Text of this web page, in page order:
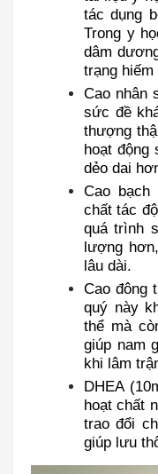
tác dụng
Trong y
dâm
trạng
Cao nhân
sức đề
thượng
hoạt động
dẻo dai
Cao
chất tác
quá trình
lượng
lâu dài.
Cao đông
quý này
thể mà
giúp nam
khi lâm
DHEA
hoạt chất
trao đổi
giúp lưu